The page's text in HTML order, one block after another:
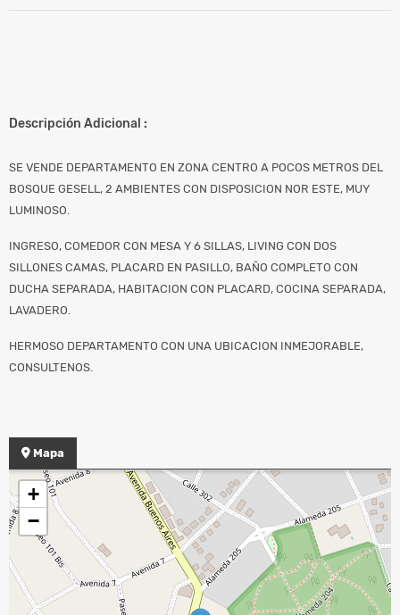
Descripción Adicional :
SE VENDE DEPARTAMENTO EN ZONA CENTRO A POCOS METROS DEL
BOSQUE GESELL, 2 AMBIENTES CON DISPOSICION NOR ESTE, MUY
LUMINOSO.
INGRESO, COMEDOR CON MESA Y 6 SILLAS, LIVING CON DOS
SILLONES CAMAS, PLACARD EN PASILLO, BAÑO COMPLETO CON
DUCHA SEPARADA, HABITACION CON PLACARD, COCINA SEPARADA,
LAVADERO.
HERMOSO DEPARTAMENTO CON UNA UBICACION INMEJORABLE,
CONSULTENOS.
Mapa
+
−